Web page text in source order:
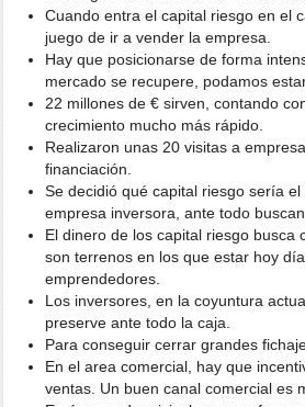
Cuando entra el capital riesgo en el
juego de ir a vender la empresa.
Hay que posicionarse de forma
mercado se recupere, podamos
22 millones de € sirven, contando
crecimiento mucho más rápido.
Realizaron unas 20 visitas a
financiación.
Se decidió qué capital riesgo sería
empresa inversora, ante todo
El dinero de los capital riesgo
son terrenos en los que estar hoy
emprendedores.
Los inversores, en la coyuntura
preserve ante todo la caja.
Para conseguir cerrar grandes
En el area comercial, hay que
ventas. Un buen canal comercial es